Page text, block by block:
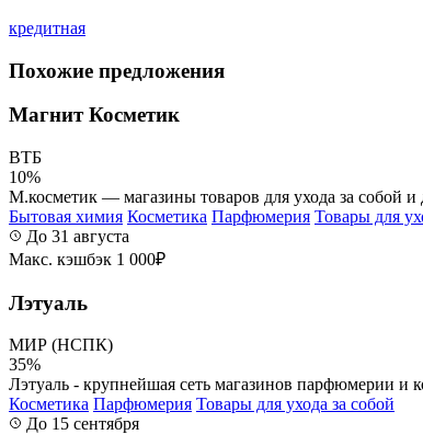
кредитная
Похожие предложения
Магнит Косметик
ВТБ
10%
М.косметик — магазины товаров для ухода за собой
Бытовая химия Косметика Парфюмерия Товары для
До 31 августа
Макс. кэшбэк 1 000₽
Лэтуаль
МИР (НСПК)
35%
Лэтуаль - крупнейшая сеть магазинов парфюмерии и
Косметика Парфюмерия Товары для ухода за собой
До 15 сентября